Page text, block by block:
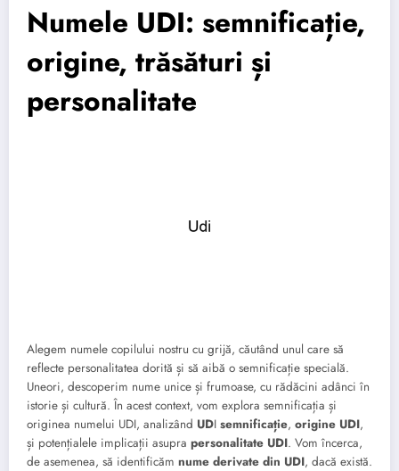
Numele UDI: semnificație,
origine, trăsături și
personalitate
Alegem numele copilului nostru cu grijă, căutând unul care să
reflecte personalitatea dorită și să aibă o semnificație specială.
Uneori, descoperim nume unice și frumoase, cu rădăcini adânci în
istorie și cultură. În acest context, vom explora semnificația și
originea numelui UDI, analizând UDI semnificație, origine UDI,
și potențialele implicații asupra personalitate UDI. Vom încerca,
de asemenea, să identificăm nume derivate din UDI, dacă există.